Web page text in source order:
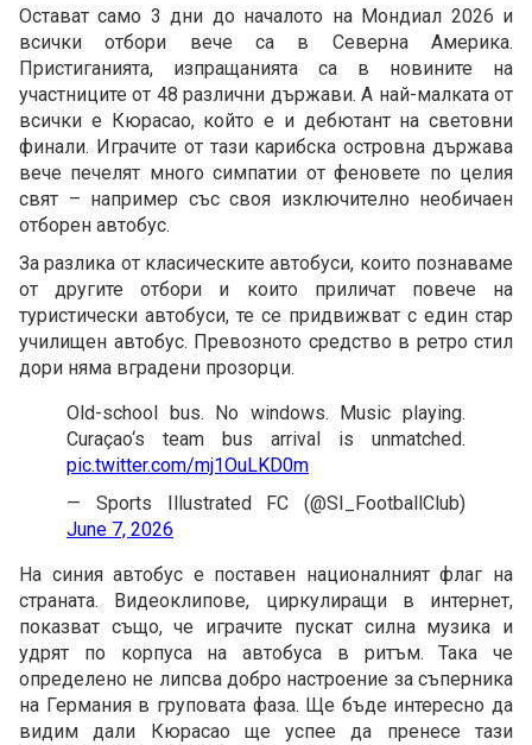
Остават само 3 дни до началото на Мондиал 2026 и
всички отбори вече са в Северна Америка.
Пристиганията, изпращанията са в новините на
участниците от 48 различни държави. А най-малката от
всички е Кюрасао, който е и дебютант на световни
финали. Играчите от тази карибска островна държава
вече печелят много симпатии от феновете по целия
свят – например със своя изключително необичаен
отборен автобус.
За разлика от класическите автобуси, които познаваме
от другите отбори и които приличат повече на
туристически автобуси, те се придвижват с един стар
училищен автобус. Превозното средство в ретро стил
дори няма вградени прозорци.
Old-school bus. No windows. Music playing.
Curaçao‘s team bus arrival is unmatched.
pic.twitter.com/mj1OuLKD0m
— Sports Illustrated FC (@SI_FootballClub)
June 7, 2026
На синия автобус е поставен националният флаг на
страната. Видеоклипове, циркулиращи в интернет,
показват също, че играчите пускат силна музика и
удрят по корпуса на автобуса в ритъм. Така че
определено не липсва добро настроение за съперника
на Германия в груповата фаза. Ще бъде интересно да
видим дали Кюрасао ще успее да пренесе тази